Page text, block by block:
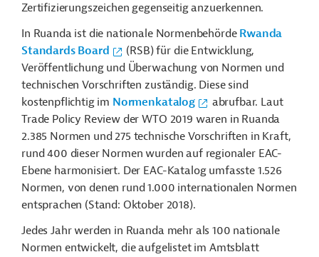
Zertifizierungszeichen gegenseitig anzuerkennen.
In Ruanda ist die nationale Normenbehörde Rwanda
Standards Board
(RSB) für die Entwicklung,
Veröffentlichung und Überwachung von Normen und
technischen Vorschriften zuständig. Diese sind
kostenpflichtig im Normenkatalog
abrufbar. Laut
Trade Policy Review der WTO 2019 waren in Ruanda
2.385 Normen und 275 technische Vorschriften in Kraft,
rund 400 dieser Normen wurden auf regionaler EAC-
Ebene harmonisiert. Der EAC-Katalog umfasste 1.526
Normen, von denen rund 1.000 internationalen Normen
entsprachen (Stand: Oktober 2018).
Jedes Jahr werden in Ruanda mehr als 100 nationale
Normen entwickelt, die aufgelistet im Amtsblatt